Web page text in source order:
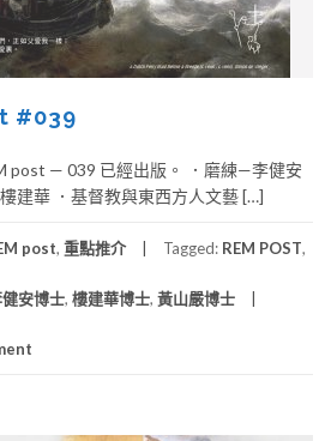
#039
post — 039 已經出版。 ．磨練—李健安
建華 ．基督教與東西方人文藝 […]
post, 重點推介 Tagged: REM POST,
安博士, 樓建華博士, 黃山嚴博士